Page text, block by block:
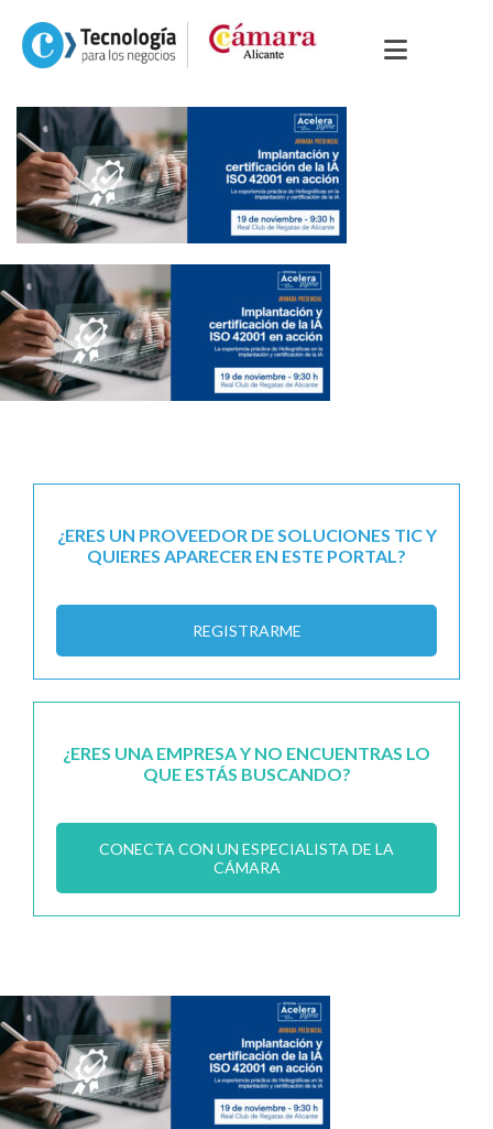
¿ERES UN PROVEEDOR DE SOLUCIONES TIC Y
QUIERES APARECER EN ESTE PORTAL?
REGISTRARME
¿ERES UNA EMPRESA Y NO ENCUENTRAS LO
QUE ESTÁS BUSCANDO?
CONECTA CON UN ESPECIALISTA DE LA
CÁMARA